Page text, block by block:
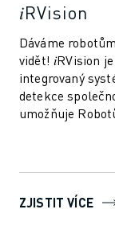
𝑖RVision
Dáváme
vidět! 𝑖RVision
integrovaný
detekce
umožňuje
ZJISTIT VÍCE